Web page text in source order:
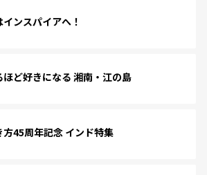
ンスパイアへ！
ほど好きになる 湘南・江の島
方45周年記念 インド特集